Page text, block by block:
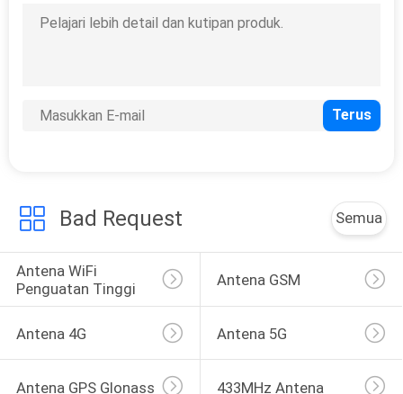
Bad Request Semua
Antena WiFi
Penguatan Tinggi
Antena GSM
Antena 4G Antena 5G
Antena GPS Glonass 433MHz Antena